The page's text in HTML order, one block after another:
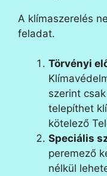
A klímaszerelés
feladat.
Törvényi
szerint
telepíthet
kötelező
Speciális
peremező
nélkül